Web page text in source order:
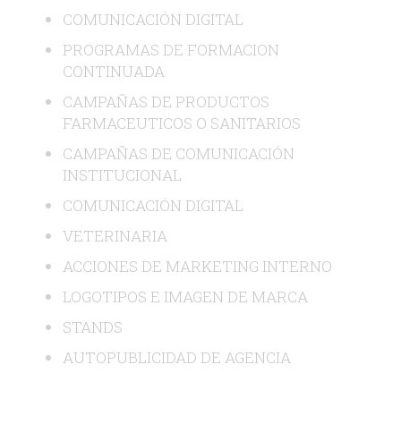
COMUNICACIÓN DIGITAL
PROGRAMAS DE FORMACION
CONTINUADA
CAMPAÑAS DE PRODUCTOS
FARMACEUTICOS O SANITARIOS
CAMPAÑAS DE COMUNICACIÓN
INSTITUCIONAL
COMUNICACIÓN DIGITAL
VETERINARIA
ACCIONES DE MARKETING INTERNO
LOGOTIPOS E IMAGEN DE MARCA
STANDS
AUTOPUBLICIDAD DE AGENCIA